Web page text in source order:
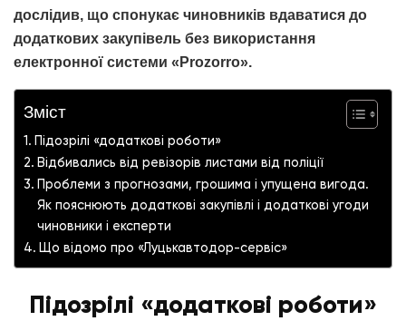
дослідив, що спонукає чиновників вдаватися до
додаткових закупівель без використання
електронної системи «Prozorro».
Зміст
Підозрілі «додаткові роботи»
Відбивались від ревізорів листами від поліції
Проблеми з прогнозами, грошима і упущена вигода.
Як пояснюють додаткові закупівлі і додаткові угоди
чиновники і експерти
Що відомо про «Луцькавтодор-сервіс»
Підозрілі «додаткові роботи»